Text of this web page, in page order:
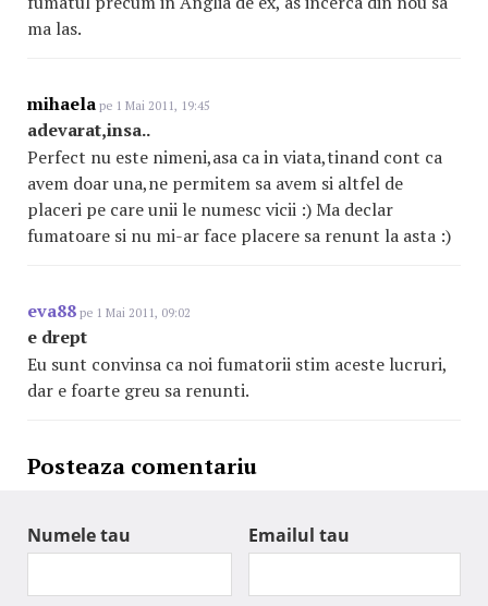
ma las.
mihaela pe 1 Mai 2011, 19:45
adevarat,insa..
Perfect nu este nimeni,asa ca in viata,tinand cont ca
avem doar una,ne permitem sa avem si altfel de
placeri pe care unii le numesc vicii :) Ma declar
fumatoare si nu mi-ar face placere sa renunt la asta :)
eva88 pe 1 Mai 2011, 09:02
e drept
Eu sunt convinsa ca noi fumatorii stim aceste lucruri,
dar e foarte greu sa renunti.
Posteaza comentariu
Numele tau Emailul tau